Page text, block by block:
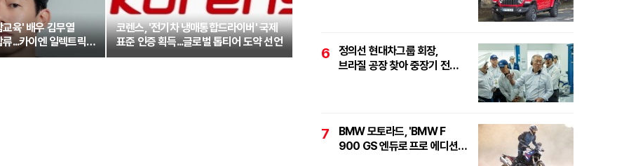
육' 배우 김무열
...카이엔 일렉트릭과
코렌스, '전기차 냉매통합드라이버' 국제
표준 인증 획득...글로벌 톱티어 도약 선언
6
정의선 현대차그룹 회장,
브라질 공장 찾아 중장기 전략
7
BMW 모토라드, 'BMW F
900 GS 엔듀로 프로 에디션'